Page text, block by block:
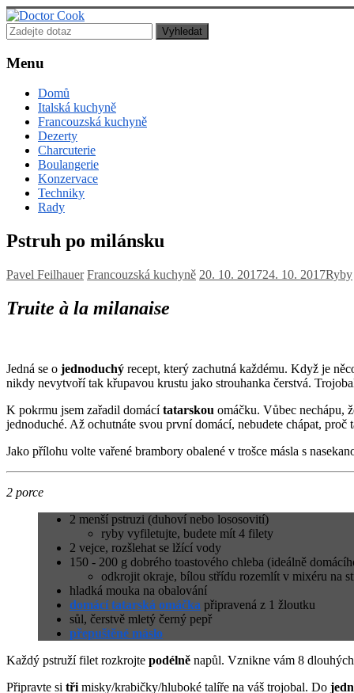
Doctor
Cook
Lékař
posedlý
jídlem,
vařením
pečením!
Menu
Domů
Italská kuchyně
Francouzská kuchyně
Dezerty
Charcuterie
Boulangerie
Konzervace
Techniky
Rady
Pstruh po milánsku
Pavel Feilhauer Francouzská kuchyně 20. 10. 201724. 10. 2017Ryby
Truite à la milanaise
Jedná se o jednoduchý recept, který zachutná každému. Když je
nikdy nevytvoří tak křupavou krustu jako strouhanka čerstvá.
K pokrmu jsem zařadil domácítatarskou omáčku. Vůbec nechápu,
jednoduché. Až ochutnáte svou první domácí, nebudete chápat,
Jako přílohu volte vařené brambory obalené v trošce másla s
2 porce
2 menší pstruzi (duhoví nebo lososovití)
ryby vyfiletujte, budete mít 4 filety
2 vejce, rozšlehat se lžící vody
150 - 200 g dobrého toastového chleba (ideálně
odkrojit okraje, bílou střídu rozemlít v mixéru na
hladká mouka na obalování
domácí tatarská omáčka připravená z 1 žloutku
sůl, čerstvě mletý černý pepř
přepuštěné máslo
Každý pstruží filet rozkrojte podélně napůl. Vznikne vám 8
Připravte si tři misky/krabičky/hluboké talíře na váš trojobal. Do